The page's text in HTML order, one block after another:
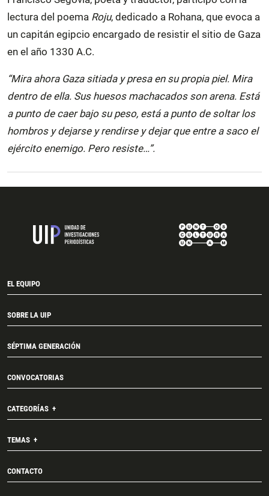
lectura del poema Roju, dedicado a Rohana, que evoca a
un capitán egipcio encargado de resistir el sitio de Gaza
en el año 1330 A.C.
“Mira ahora Gaza sitiada y presa en su propia piel. Mira
dentro de ella. Sus huesos machacados son arena. Está
a punto de caer bajo su peso, está a punto de soltar los
hombros y dejarse y rendirse y dejar que entre a saco el
ejército enemigo. Pero resiste…”.
EL EQUIPO
SOBRE LA UIP
SÉPTIMA GENERACIÓN
CONVOCATORIAS
CATEGORÍAS
TEMAS
CONTACTO